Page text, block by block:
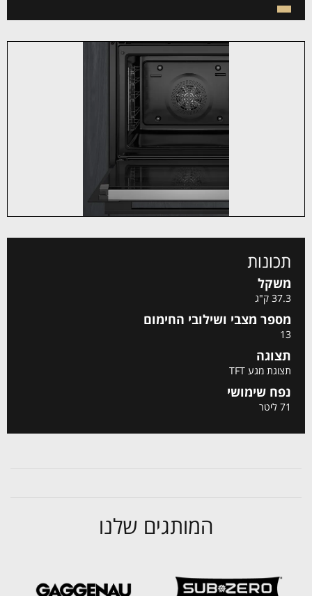
תכונות
משקל
37.3 ק"ג
מספר מצבי ושילובי החימום
13
תצוגה
תצוגת מגע TFT
נפח שימושי
71 ליטר
המותגים שלנו